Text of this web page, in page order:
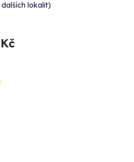
lokalit)